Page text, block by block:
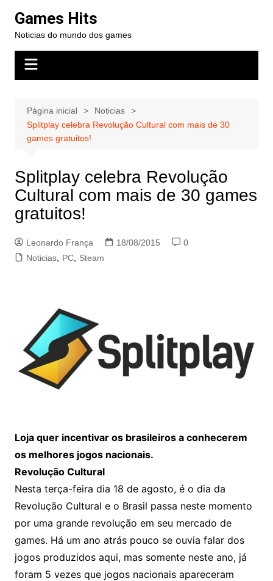
para
conteúdo
Games Hits
Noticias do mundo dos games
Página inicial
Noticias
Splitplay celebra Revolução Cultural com mais de 30
games gratuitos!
Splitplay celebra Revolução
Cultural com mais de 30 games
gratuitos!
Leonardo França 18/08/2015
0
Noticias, PC, Steam
Loja quer incentivar os brasileiros a conhecerem
os melhores jogos nacionais.
Revolução Cultural
Nesta terça-feira dia 18 de agosto, é o dia da
Revolução Cultural e o Brasil passa neste momento
por uma grande revolução em seu mercado de
games. Há um ano atrás pouco se ouvia falar dos
jogos produzidos aqui, mas somente neste ano, já
foram 5 vezes que jogos nacionais apareceram